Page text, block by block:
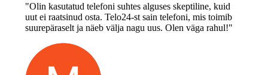
"Olin kasutatud telefoni suhtes alguses skeptiline, kuid
uut ei raatsinud osta. Telo24-st sain telefoni, mis toimib
suurepäraselt ja näeb välja nagu uus. Olen väga rahul!"